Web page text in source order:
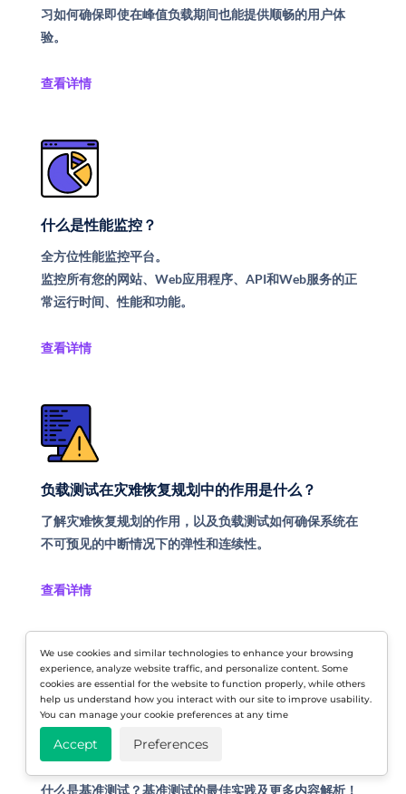
习如何确保即使在峰值负载期间也能提供顺畅的用户体
验。
查看详情
什么是性能监控？
全方位性能监控平台。
监控所有您的网站、Web应用程序、API和Web服务的正
常运行时间、性能和功能。
查看详情
负载测试在灾难恢复规划中的作用是什么？
了解灾难恢复规划的作用，以及负载测试如何确保系统在
不可预见的中断情况下的弹性和连续性。
查看详情
基准测试
什么是基准测试？基准测试的最佳实践及更多内容解析！
We use cookies and similar technologies to enhance your browsing
experience, analyze website traffic, and personalize content. Some
cookies are essential for the website to function properly, while others
help us understand how you interact with our site to improve usability.
You can manage your cookie preferences at any time
Accept Preferences